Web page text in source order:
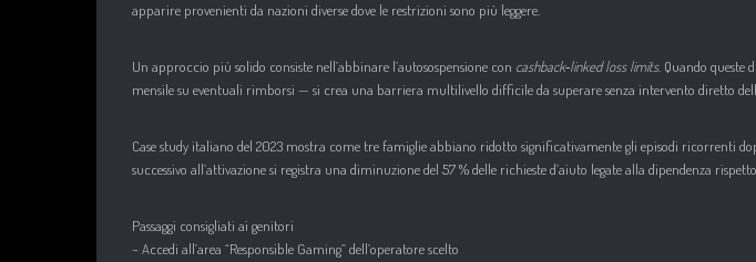
apparire provenienti da nazioni diverse dove le restrizioni sono più leggere.​
Un approccio più solido consiste nell’abbinare l’autosospensione con cashback‑linked loss limits. Quando queste
mensile su eventuali rimborsi — si crea una barriera multilivello difficile da superare senza intervento diretto
Case study italiano del 2023 mostra come tre famiglie abbiano ridotto significativamente gli episodi
successivo all’attivazione si registra una diminuzione del 57 % delle richieste d’aiuto legate alla dipendenza
Passaggi consigliati ai genitori
– Accedi all’area “Responsible Gaming” dell’operatore scelto